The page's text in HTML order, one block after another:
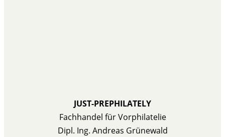
JUST-PREPHILATELY
Fachhandel für Vorphilatelie
Dipl. Ing. Andreas Grünewald